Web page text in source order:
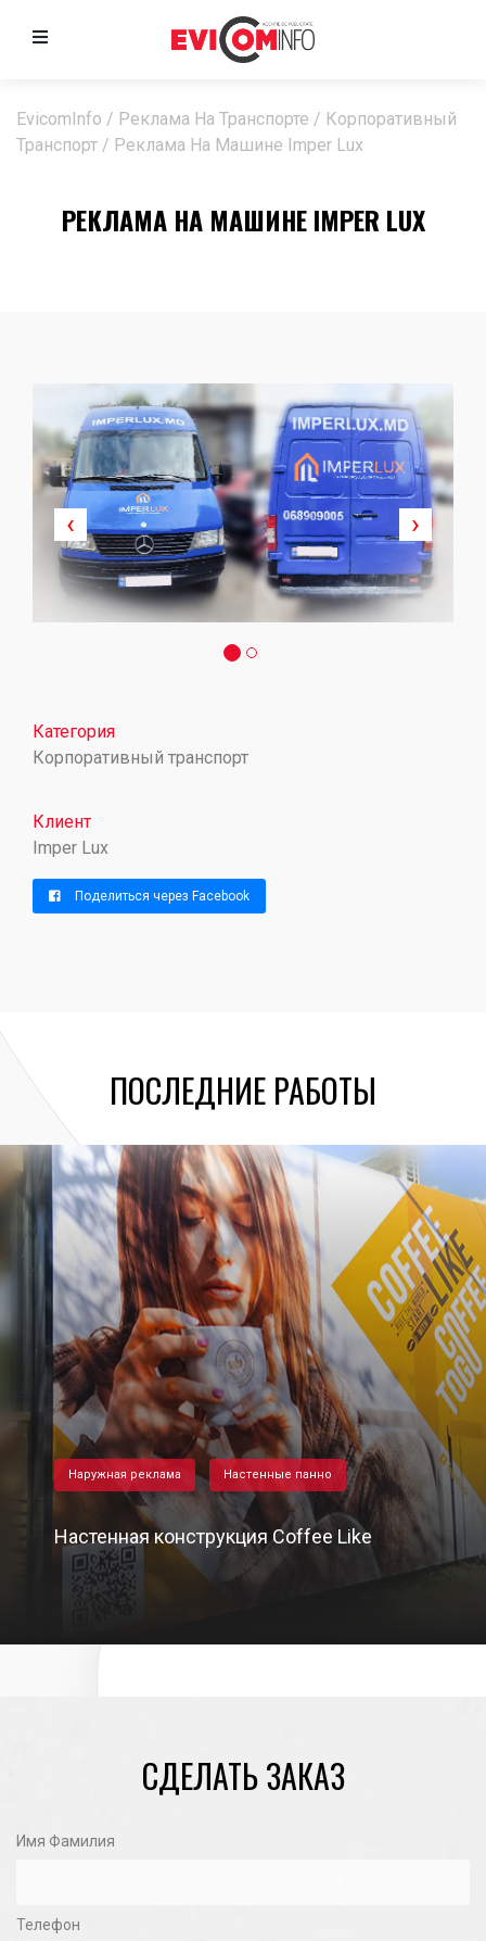
EvicomInfo / Реклама На Транспорте / Корпоративный
Транспорт / Реклама На Машине Imper Lux
РЕКЛАМА НА МАШИНЕ IMPER LUX
‹ ›
Категория
Корпоративный транспорт
Клиент
Imper Lux
Поделиться через Facebook
ПОСЛЕДНИЕ РАБОТЫ
Наружная реклама Настенные панно
Настенная конструкция Coffee Like
05/10/2023
СДЕЛАТЬ ЗАКАЗ
Имя Фамилия
Телефон